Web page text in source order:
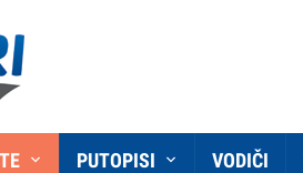
PUTOPISI VODIČI